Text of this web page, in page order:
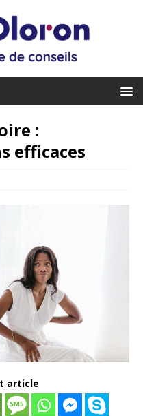
:
efficaces
article